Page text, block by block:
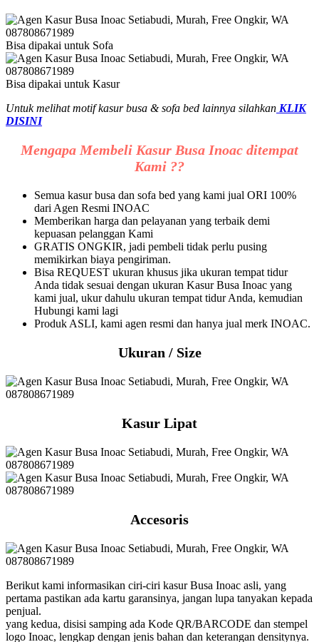
Bisa dipakai untuk Sofa
Bisa dipakai untuk Kasur
Untuk melihat motif kasur busa & sofa bed lainnya silahkan KLIK
DISINI
Mengapa Membeli Kasur Busa Inoac ditempat
Kami ??
Semua kasur busa dan sofa bed yang kami jual ORI 100%
dari Agen Resmi INOAC
Memberikan harga dan pelayanan yang terbaik demi
kepuasan pelanggan Kami
GRATIS ONGKIR, jadi pembeli tidak perlu pusing
memikirkan biaya pengiriman.
Bisa REQUEST ukuran khusus jika ukuran tempat tidur
Anda tidak sesuai dengan ukuran Kasur Busa Inoac yang
kami jual, ukur dahulu ukuran tempat tidur Anda, kemudian
Hubungi kami lagi
Produk ASLI, kami agen resmi dan hanya jual merk INOAC.
Ukuran / Size
Kasur Lipat
Accesoris
Berikut kami informasikan ciri-ciri kasur Busa Inoac asli, yang
pertama pastikan ada kartu garansinya, jangan lupa tanyakan kepada
penjual.
yang kedua, disisi samping ada Kode QR/BARCODE dan stempel
logo Inoac, lengkap dengan jenis bahan dan keterangan densitynya.